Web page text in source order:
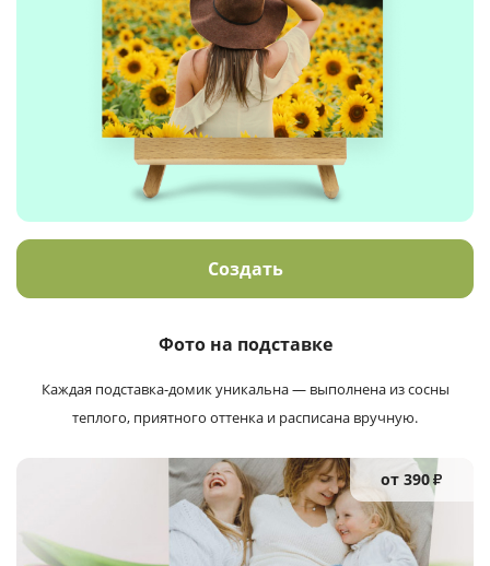
Создать
Фото на подставке
Каждая подставка-домик уникальна — выполнена из сосны
теплого, приятного оттенка и расписана вручную.
от 390₽